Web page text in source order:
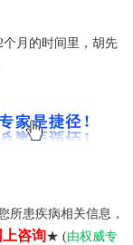
月的时间里，胡先
所患疾病相关信息，
上咨询★ (由权威专